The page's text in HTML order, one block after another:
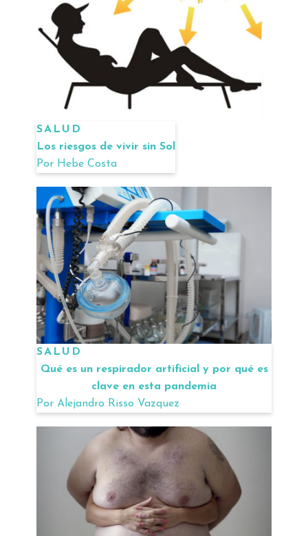
SALUD
Los riesgos de vivir sin Sol
Por Hebe Costa
SALUD
Qué es un respirador artificial y por qué es
clave en esta pandemia
Por Alejandro Risso Vazquez